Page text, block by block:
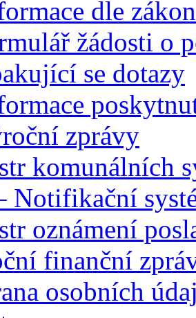
dle
žádosti o
se dotazy
zprávy
komunálních
Notifikační
oznámení
finanční
osobních